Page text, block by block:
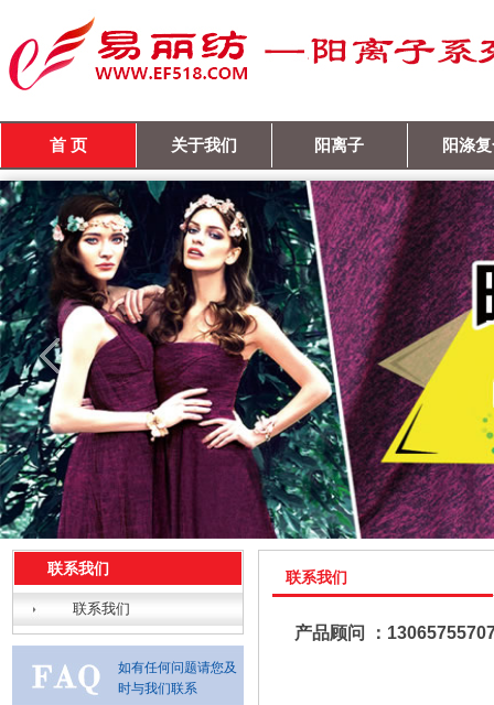
首 页 关于我们 阳离子 阳涤
联系我们
联系我们
如有任何问题请您及
时与我们联系
联系我们
产品顾问 ：